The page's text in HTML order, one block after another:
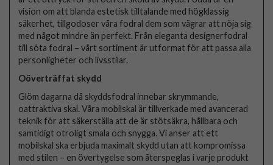
vision om att blanda estetisk tilltalande med högklassig
säkerhet, tillgodoser våra fodral dem som vägrar att nöja sig
med något mindre än perfekt. Från eleganta designerfodral
till söta fodral – vårt sortiment är utformat för att passa alla
personligheter och livsstilar.
Oöverträffat skydd
Glöm dagarna då skyddsfodral innebar skrymmande,
oattraktiva skal. Våra mobilskal är tillverkade med avancerad
teknik för att säkerställa att de är stötsäkra, hållbara och
samtidigt otroligt smala och snygga. Vi anser att ett
mobilskal ska erbjuda maximalt skydd utan att kompromissa
med stilen – en övertygelse som återspeglas i varje produkt